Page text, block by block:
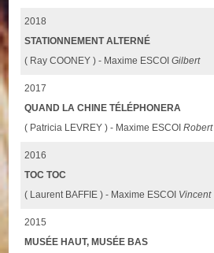
2018
STATIONNEMENT ALTERNÉ
( Ray COONEY ) - Maxime ESCOIGilbert
2017
QUAND LA CHINE TÉLÉPHONERA
( Patricia LEVREY ) - Maxime ESCOIRobert
2016
TOC TOC
( Laurent BAFFIE ) - Maxime ESCOI Vincent
2015
MUSÉE HAUT, MUSÉE BAS